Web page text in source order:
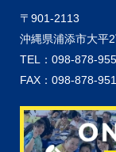
〒901-2113
沖縄県浦添市大平
TEL：098-878-
FAX：098-878-